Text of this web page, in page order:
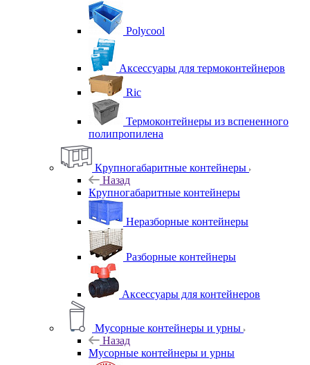
Polycool
Аксессуары для термоконтейнеров
Ric
Термоконтейнеры из вспененного
полипропилена
Крупногабаритные контейнеры
Назад
Крупногабаритные контейнеры
Неразборные контейнеры
Разборные контейнеры
Аксессуары для контейнеров
Мусорные контейнеры и урны
Назад
Мусорные контейнеры и урны